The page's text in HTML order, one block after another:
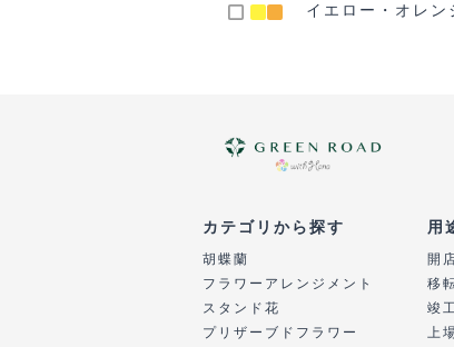
イエロー・オレン
カテゴリから探す
胡蝶蘭
フラワーアレンジメント
スタンド花
プリザーブドフラワー
用
開
移
竣
上